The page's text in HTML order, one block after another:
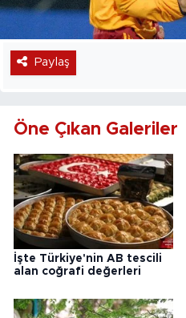
Paylaş
Öne Çıkan Galeriler
İşte Türkiye'nin AB tescili
alan coğrafi değerleri